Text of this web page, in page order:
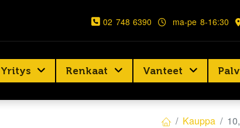
02 748 6390 ma-pe 8-16:30
Yritys Renkaat Vanteet
Kauppa